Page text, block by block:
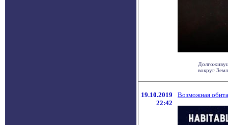
вокруг
19.10.2019
22:42
Возможная